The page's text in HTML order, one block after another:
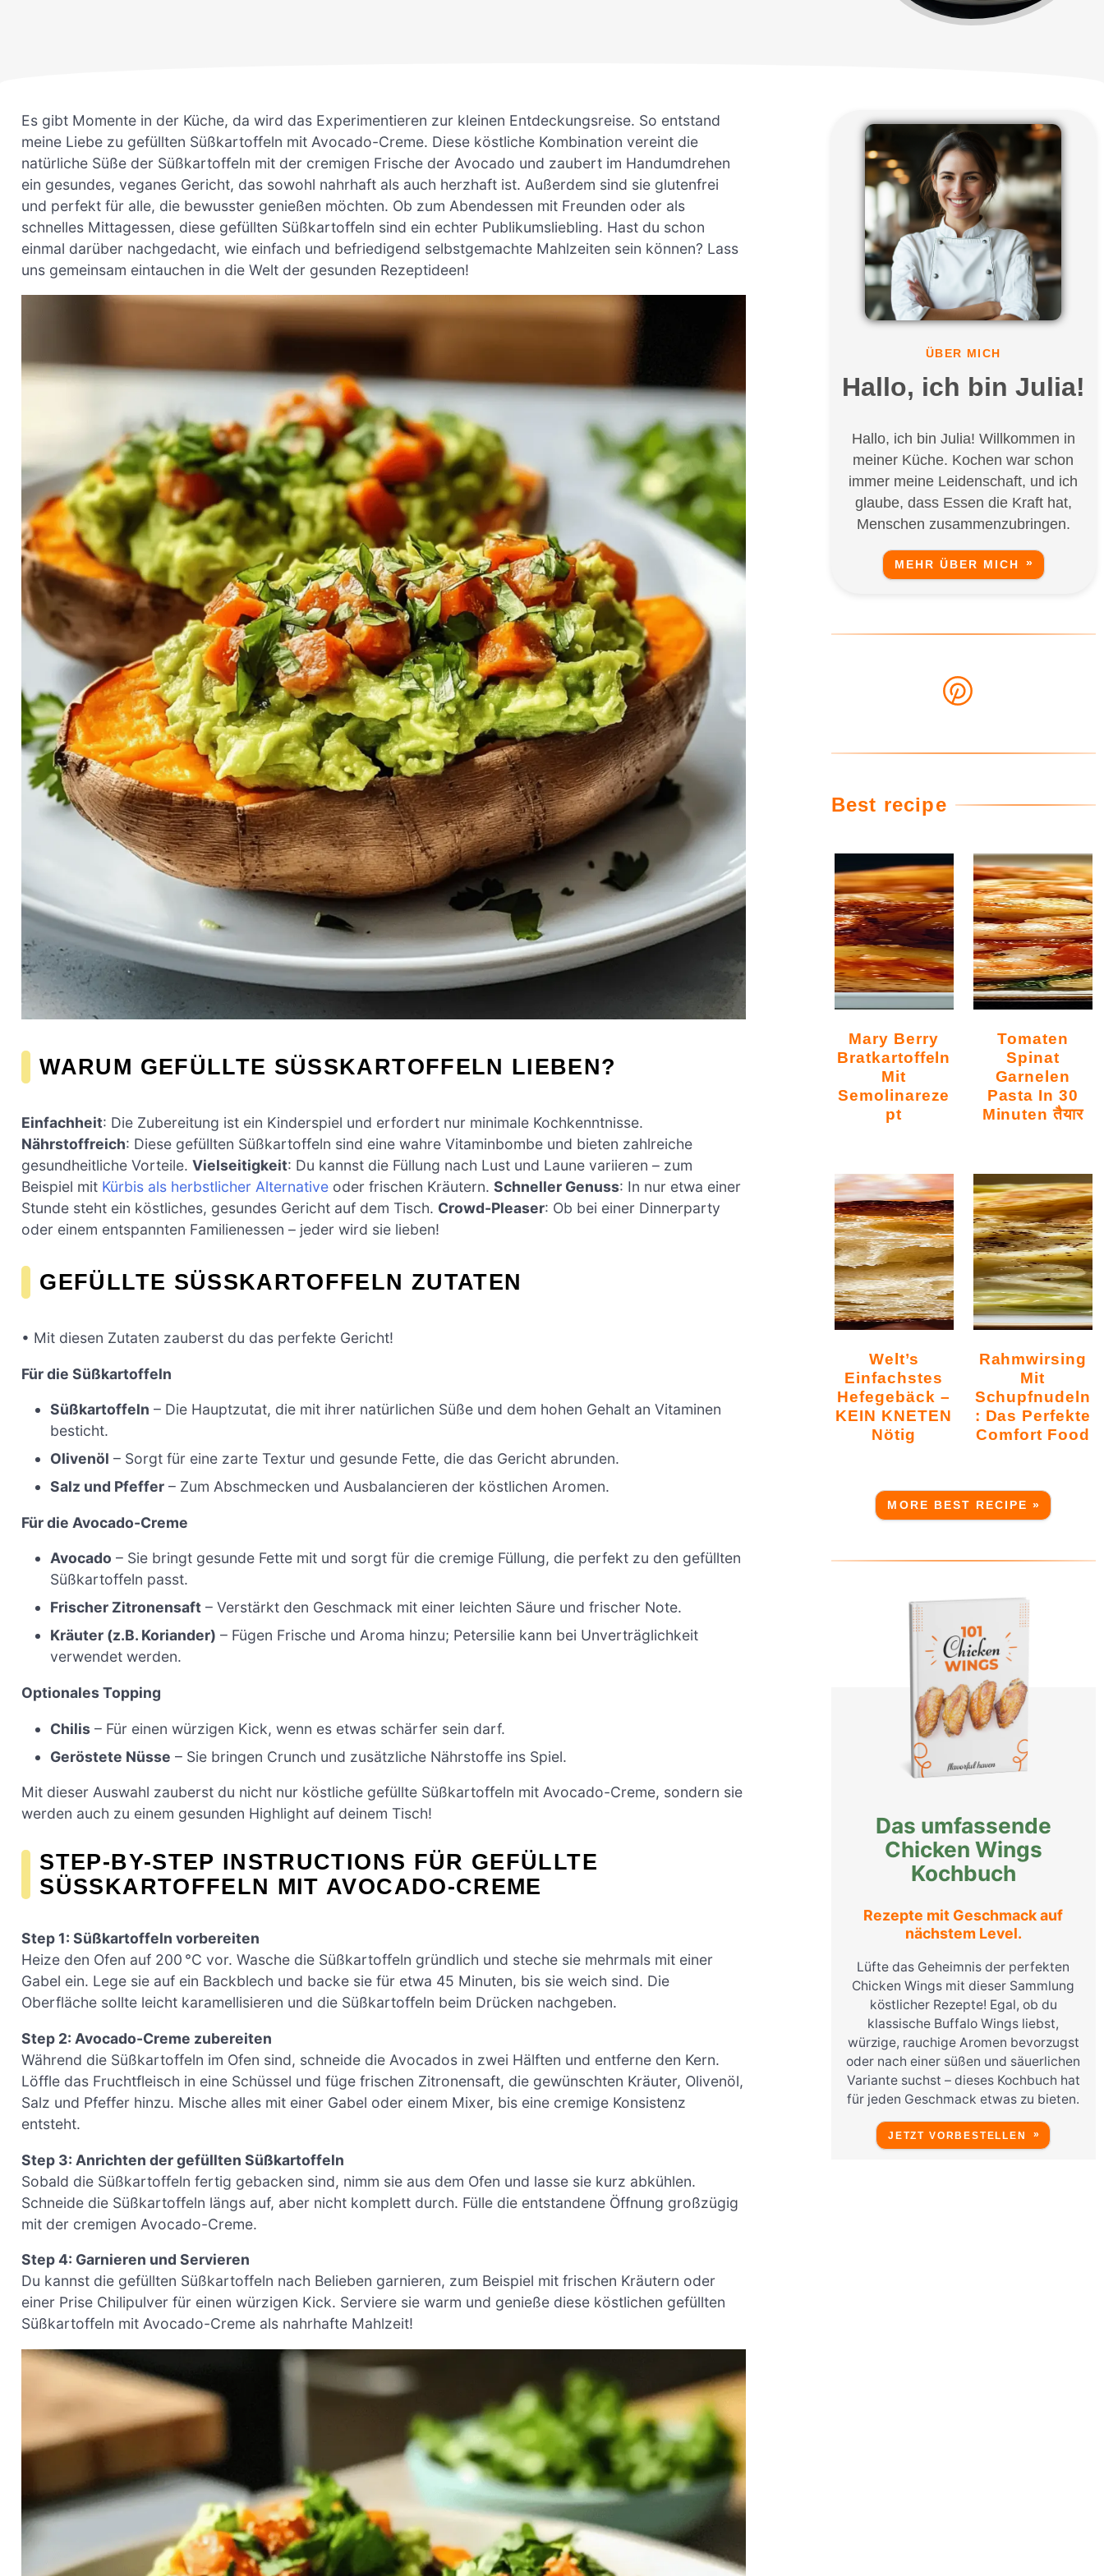
Es gibt Momente in der Küche, da wird das Experimentieren zur kleinen Entdeckungsreise. So entstand
meine Liebe zu gefüllten Süßkartoffeln mit Avocado-Creme. Diese köstliche Kombination vereint die
natürliche Süße der Süßkartoffeln mit der cremigen Frische der Avocado und zaubert im Handumdrehen
ein gesundes, veganes Gericht, das sowohl nahrhaft als auch herzhaft ist. Außerdem sind sie glutenfrei
und perfekt für alle, die bewusster genießen möchten. Ob zum Abendessen mit Freunden oder als
schnelles Mittagessen, diese gefüllten Süßkartoffeln sind ein echter Publikumsliebling. Hast du schon
einmal darüber nachgedacht, wie einfach und befriedigend selbstgemachte Mahlzeiten sein können? Lass
uns gemeinsam eintauchen in die Welt der gesunden Rezeptideen!
WARUM GEFÜLLTE SÜSSKARTOFFELN LIEBEN?
Einfachheit: Die Zubereitung ist ein Kinderspiel und erfordert nur minimale Kochkenntnisse.
Nährstoffreich: Diese gefüllten Süßkartoffeln sind eine wahre Vitaminbombe und bieten zahlreiche
gesundheitliche Vorteile. Vielseitigkeit: Du kannst die Füllung nach Lust und Laune variieren – zum
Beispiel mit Kürbis als herbstlicher Alternative oder frischen Kräutern. Schneller Genuss: In nur etwa einer
Stunde steht ein köstliches, gesundes Gericht auf dem Tisch. Crowd-Pleaser: Ob bei einer Dinnerparty
oder einem entspannten Familienessen – jeder wird sie lieben!
GEFÜLLTE SÜSSKARTOFFELN ZUTATEN
• Mit diesen Zutaten zauberst du das perfekte Gericht!
Für die Süßkartoffeln
Süßkartoffeln – Die Hauptzutat, die mit ihrer natürlichen Süße und dem hohen Gehalt an Vitaminen
besticht.
Olivenöl – Sorgt für eine zarte Textur und gesunde Fette, die das Gericht abrunden.
Salz und Pfeffer – Zum Abschmecken und Ausbalancieren der köstlichen Aromen.
Für die Avocado-Creme
Avocado – Sie bringt gesunde Fette mit und sorgt für die cremige Füllung, die perfekt zu den gefüllten
Süßkartoffeln passt.
Frischer Zitronensaft – Verstärkt den Geschmack mit einer leichten Säure und frischer Note.
Kräuter (z.B. Koriander) – Fügen Frische und Aroma hinzu; Petersilie kann bei Unverträglichkeit
verwendet werden.
Optionales Topping
Chilis – Für einen würzigen Kick, wenn es etwas schärfer sein darf.
Geröstete Nüsse – Sie bringen Crunch und zusätzliche Nährstoffe ins Spiel.
Mit dieser Auswahl zauberst du nicht nur köstliche gefüllte Süßkartoffeln mit Avocado-Creme, sondern sie
werden auch zu einem gesunden Highlight auf deinem Tisch!
STEP-BY-STEP INSTRUCTIONS FÜR GEFÜLLTE
SÜSSKARTOFFELN MIT AVOCADO-CREME
Step 1: Süßkartoffeln vorbereiten
Heize den Ofen auf 200 °C vor. Wasche die Süßkartoffeln gründlich und steche sie mehrmals mit einer
Gabel ein. Lege sie auf ein Backblech und backe sie für etwa 45 Minuten, bis sie weich sind. Die
Oberfläche sollte leicht karamellisieren und die Süßkartoffeln beim Drücken nachgeben.
Step 2: Avocado-Creme zubereiten
Während die Süßkartoffeln im Ofen sind, schneide die Avocados in zwei Hälften und entferne den Kern.
Löffle das Fruchtfleisch in eine Schüssel und füge frischen Zitronensaft, die gewünschten Kräuter, Olivenöl,
Salz und Pfeffer hinzu. Mische alles mit einer Gabel oder einem Mixer, bis eine cremige Konsistenz
entsteht.
Step 3: Anrichten der gefüllten Süßkartoffeln
Sobald die Süßkartoffeln fertig gebacken sind, nimm sie aus dem Ofen und lasse sie kurz abkühlen.
Schneide die Süßkartoffeln längs auf, aber nicht komplett durch. Fülle die entstandene Öffnung großzügig
mit der cremigen Avocado-Creme.
Step 4: Garnieren und Servieren
Du kannst die gefüllten Süßkartoffeln nach Belieben garnieren, zum Beispiel mit frischen Kräutern oder
einer Prise Chilipulver für einen würzigen Kick. Serviere sie warm und genieße diese köstlichen gefüllten
Süßkartoffeln mit Avocado-Creme als nahrhafte Mahlzeit!
ÜBER MICH
Hallo, ich bin Julia!
Hallo, ich bin Julia! Willkommen in
meiner Küche. Kochen war schon
immer meine Leidenschaft, und ich
glaube, dass Essen die Kraft hat,
Menschen zusammenzubringen.
MEHR ÜBER MICH
Best recipe
Mary Berry
Bratkartoffeln
Mit
Semolinareze
Pt
Tomaten
Spinat
Garnelen
Pasta In 30
Minuten तैयार
Welt’s
Einfachstes
Hefegebäck –
KEIN KNETEN
Nötig
Rahmwirsing
Mit
Schupfnudeln
: Das Perfekte
Comfort Food
MORE BEST RECIPE »
Das umfassende
Chicken Wings
Kochbuch
Rezepte mit Geschmack auf
nächstem Level.
Lüfte das Geheimnis der perfekten
Chicken Wings mit dieser Sammlung
köstlicher Rezepte! Egal, ob du
klassische Buffalo Wings liebst,
würzige, rauchige Aromen bevorzugst
oder nach einer süßen und säuerlichen
Variante suchst – dieses Kochbuch hat
für jeden Geschmack etwas zu bieten.
JETZT VORBESTELLEN